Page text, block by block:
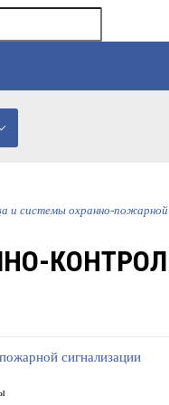
и системы охранно-пожарной
сигнализации